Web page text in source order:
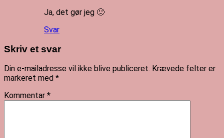
Ja, det gør jeg 🙂
Svar
Skriv et svar
Din e-mailadresse vil ikke blive publiceret. Krævede felter er
markeret med *
Kommentar *